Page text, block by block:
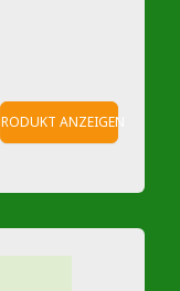
PRODUKT ANZEIGEN